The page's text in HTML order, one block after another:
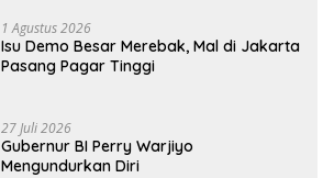
1 Agustus 2026
Isu Demo Besar Merebak, Mal di Jakarta
Pasang Pagar Tinggi
27 Juli 2026
Gubernur BI Perry Warjiyo
Mengundurkan Diri